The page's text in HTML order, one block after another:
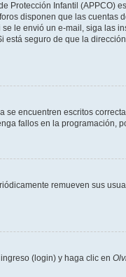
Protección Infantil (APPCO)
disponen que las cuentas
le envió un e-mail, siga las
seguro de que la
encuentren escritos
fallos en la programación,
remueven sus
(login) y haga clic en